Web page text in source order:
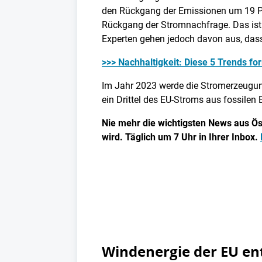
den Rückgang der Emissionen um 19
Rückgang der Stromnachfrage. Das
Experten gehen jedoch davon aus,
>>> Nachhaltigkeit: Diese 5 Trends
Im Jahr 2023 werde die
ein Drittel des EU-Stroms aus fossilen
Nie mehr die wichtigsten News aus
wird. Täglich um 7 Uhr in Ihrer Inbox.
Windenergie der EU